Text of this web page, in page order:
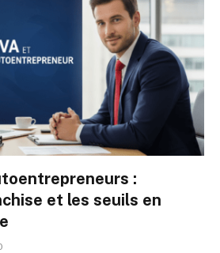
:
et les seuils en